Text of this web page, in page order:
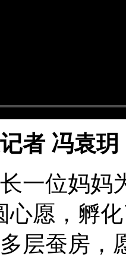
者 冯袁玥
一位妈妈
心愿，孵
层蚕房，